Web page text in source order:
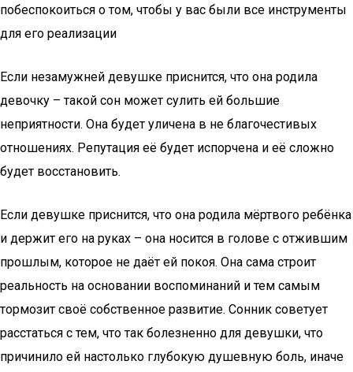
побеспокоиться о том, чтобы у вас были все инструменты
для его реализации
Если незамужней девушке приснится, что она родила
девочку – такой сон может сулить ей большие
неприятности. Она будет уличена в не благочестивых
отношениях. Репутация её будет испорчена и её сложно
будет восстановить.
Если девушке приснится, что она родила мёртвого ребёнка
и держит его на руках – она носится в голове с отжившим
прошлым, которое не даёт ей покоя. Она сама строит
реальность на основании воспоминаний и тем самым
тормозит своё собственное развитие. Сонник советует
расстаться с тем, что так болезненно для девушки, что
причинило ей настолько глубокую душевную боль, иначе